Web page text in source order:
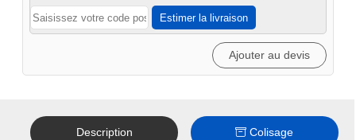
branches
réversible
Estimer la livraison
Ajouter au devis
Description Colisage